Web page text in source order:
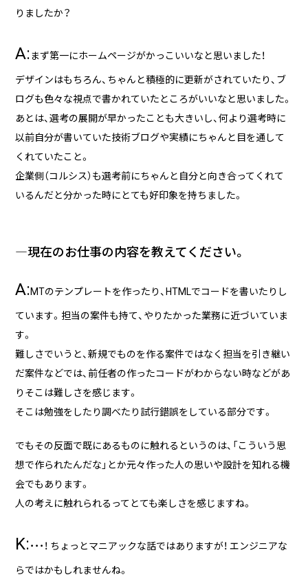
りましたか？
A:まず第一にホームページがかっこいいなと思いました！
デザインはもちろん、ちゃんと積極的に更新がされていたり、ブ
ログも色々な視点で書かれていたところがいいなと思いました。
あとは、選考の展開が早かったことも大きいし、何より選考時に
以前自分が書いていた技術ブログや実績にちゃんと目を通して
くれていたこと。
企業側（コルシス）も選考前にちゃんと自分と向き合ってくれて
いるんだと分かった時にとても好印象を持ちました。
―現在のお仕事の内容を教えてください。
A:MTのテンプレートを作ったり、HTMLでコードを書いたりし
ています。担当の案件も持て、やりたかった業務に近づいていま
す。
難しさでいうと、新規でものを作る案件ではなく担当を引き継い
だ案件などでは、前任者の作ったコードがわからない時などがあ
りそこは難しさを感じます。
そこは勉強をしたり調べたり試行錯誤をしている部分です。
でもその反面で既にあるものに触れるというのは、「こういう思
想で作られたんだな」とか元々作った人の思いや設計を知れる機
会でもあります。
人の考えに触れられるってとても楽しさを感じますね。
K:・・・！ ちょっとマニアックな話ではありますが！ エンジニアな
らではかもしれませんね。